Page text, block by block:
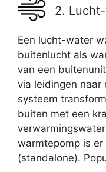
2.
Een lucht-water
buitenlucht als
van een
via leidingen naar
systeem
buiten met een
warmtepomp is
(standalone).